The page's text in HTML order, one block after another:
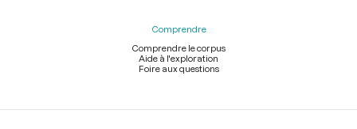
Comprendre
Comprendre le corpus
Aide à l'exploration
Foire aux questions